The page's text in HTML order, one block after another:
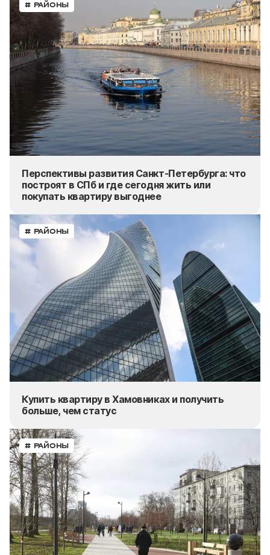
# РАЙОНЫ
Перспективы развития Санкт-Петербурга: что
построят в СПб и где сегодня жить или
покупать квартиру выгоднее
# РАЙОНЫ
Купить квартиру в Хамовниках и получить
больше, чем статус
# РАЙОНЫ